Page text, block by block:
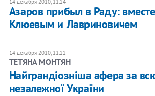
Азаров прибыл в Раду:
Клюевым и Лавриновичем
14 декабря 2010, 11:22
ТЕТЯНА МОНТЯН
Найграндіозніша афера за
незалежної України